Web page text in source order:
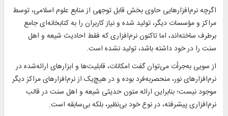
اگرچه نرم‌افزارهایی حاوی بخش قابل توجهی از منابع علوم اسلامی، توسط
مراکز و مؤسسات دیگر، تولید شده و نیاز کاربران را به کتابخانه‌ای جامع
برطرف ساخته‌اند، اما تاکنون نرم‌افزاری که فقط احادیث شیعه و اهل
سنت را در خود داشته باشد، تولید نشده است.
از سویی به‌جرأت می‌توان گفت امکانات، قابلیت‌ها و ابزارهای ارائه‌شده در
نرم‌افزارهای نور، منحصربه‌فرد بوده و در هیچ‌یک از نرم‌افزارهای مراکز دیگر
موجود نیست؛ بنابراین ارائه متون حدیثی شیعه و اهل سنت در قالب
نرم‌افزاری پیشرفته، در نوع خود بی‌نظیر، بلکه بی‌سابقه است.